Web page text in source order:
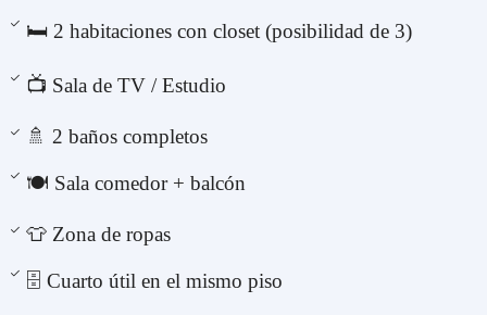
🛏️ 2 habitaciones con closet (posibilidad de 3)
📺 Sala de TV / Estudio
🚿 2 baños completos
🍽️ Sala comedor + balcón
👕 Zona de ropas
🗄️ Cuarto útil en el mismo piso